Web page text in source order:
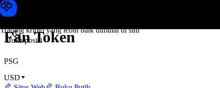
Trading kripto yang lebih baik dimulai di sini
Buka posisi
Harga Paris Saint-Germain
Fan Token
PSG
USD